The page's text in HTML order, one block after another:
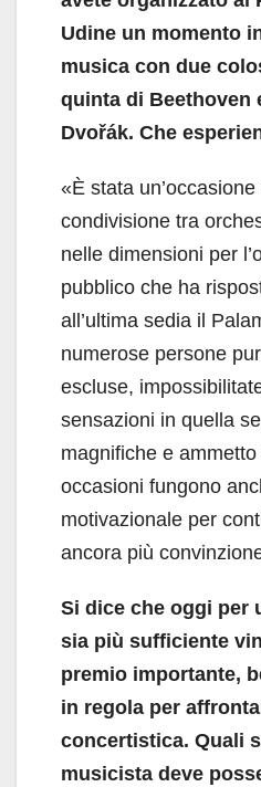
Udine un momento
musica con due
quinta di Beethoven
Dvořák. Che
«È stata
condivisione tra
nelle dimensioni per
pubblico che ha
all’ultima sedia il
numerose persone
escluse,
sensazioni in quella
magnifiche e
occasioni fungono
motivazionale per
ancora più
Si dice che oggi per
sia più sufficiente
premio importante,
in regola per
concertistica. Quali
musicista deve